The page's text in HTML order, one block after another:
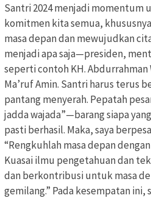
Santri 2024 menjadi
komitmen kita semua,
masa depan dan mewujudkan
menjadi apa saja—presiden,
seperti contoh KH. Abdurrahman
Ma’ruf Amin. Santri harus terus
pantang menyerah. Pepatah
jadda wajada”—barang siapa
pasti berhasil. Maka, saya
“Rengkuhlah masa depan
Kuasai ilmu pengetahuan dan
dan berkontribusi untuk masa
gemilang.” Pada kesempatan ini,